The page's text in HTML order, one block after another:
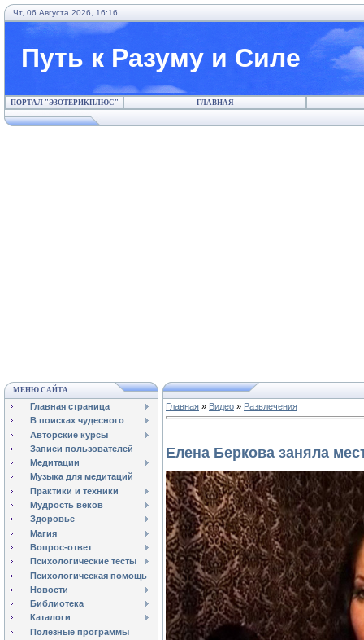
Чт, 06.Августа.2026, 16:16
Путь к Разуму и Силе
ПОРТАЛ "ЭЗОТЕРИКПЛЮС" ГЛАВНАЯ
МЕНЮ САЙТА
Главная страница
В поисках чудесного
Авторские курсы
Записи пользователей
Медитации
Музыка для медитаций
Практики и техники
Мудрость веков
Здоровье
Магия
Вопрос-ответ
Психологические тесты
Психологическая помощь
Новости
Библиотека
Каталоги
Полезные программы
Главная » Видео » Развлечения
Елена Беркова заняла